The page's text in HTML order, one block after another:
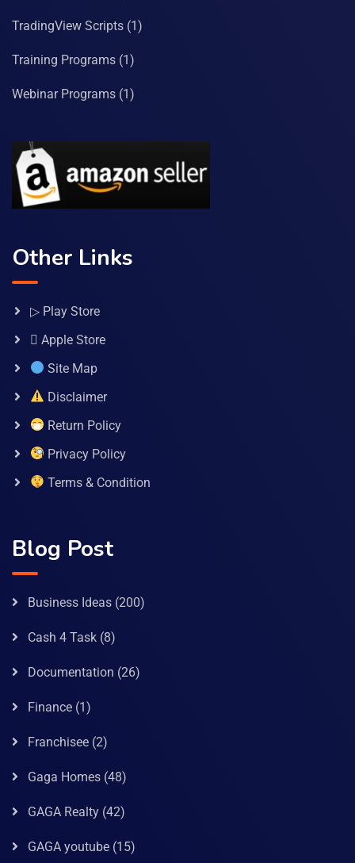
TradingView Scripts (1)
Training Programs (1)
Webinar Programs (1)
Other Links
▷ Play Store
 Apple Store
Site Map
Disclaimer
Return Policy
Privacy Policy
Terms & Condition
Blog Post
Business Ideas (200)
Cash 4 Task (8)
Documentation (26)
Finance (1)
Franchisee (2)
Gaga Homes (48)
GAGA Realty (42)
GAGA youtube (15)